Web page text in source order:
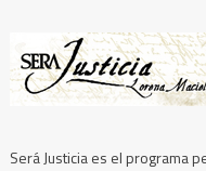
Será Justicia es el programa